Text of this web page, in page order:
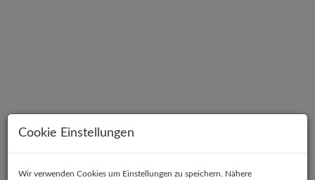
Cookie Einstellungen
Wir verwenden Cookies um Einstellungen zu speichern. Nähere